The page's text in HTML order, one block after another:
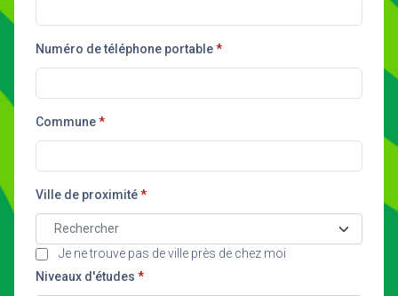
Numéro de téléphone portable
Commune
Ville de proximité
Rechercher
Je ne trouve pas de ville près de chez moi
Niveaux d'études